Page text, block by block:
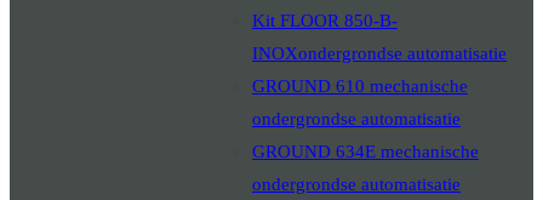
Kit FLOOR 850-B-
INOXondergrondse automatisatie
GROUND 610 mechanische
ondergrondse automatisatie
GROUND 634E mechanische
ondergrondse automatisatie